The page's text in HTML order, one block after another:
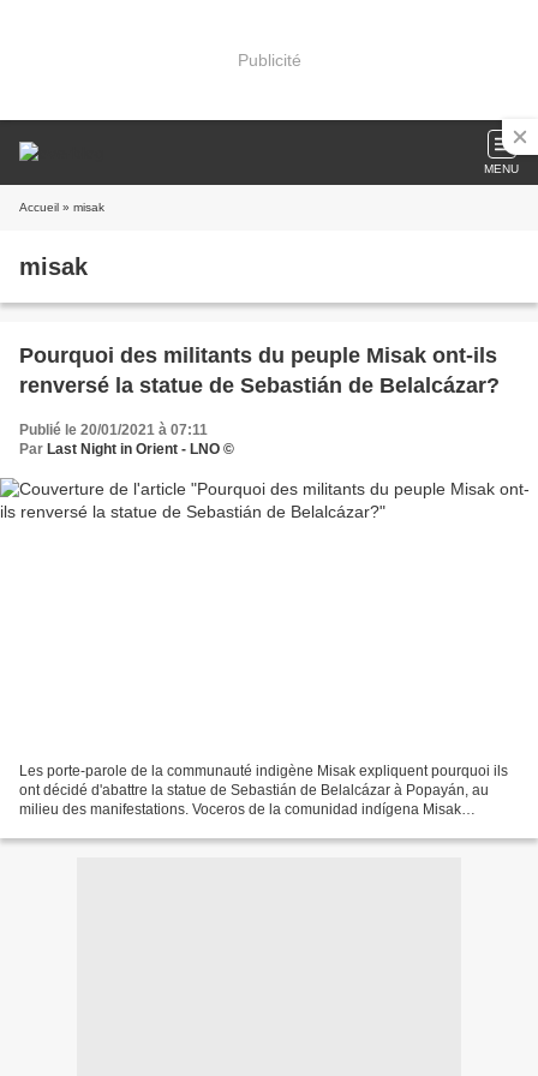
Publicité
MENU
Accueil » misak
misak
Pourquoi des militants du peuple Misak ont-ils
renversé la statue de Sebastián de Belalcázar?
Publié le 20/01/2021 à 07:11
Par Last Night in Orient - LNO ©
Les porte-parole de la communauté indigène Misak expliquent pourquoi ils
ont décidé d'abattre la statue de Sebastián de Belalcázar à Popayán, au
milieu des manifestations. Voceros de la comunidad indígena Misak